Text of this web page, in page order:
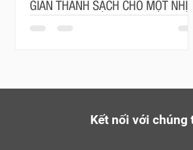
GIAN THANH SẠCH CHO MỘT NHỊP
Kết nối với chúng